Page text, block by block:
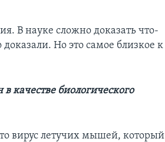
В науке сложно доказать что-
Но это самое близкое к
качестве биологического
вирус летучих мышей, который